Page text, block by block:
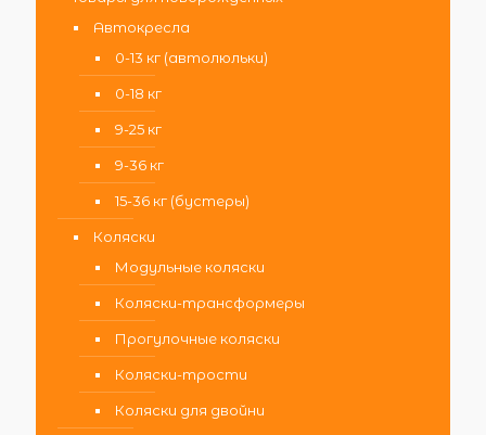
Автокресла
0-13 кг (автолюльки)
0-18 кг
9-25 кг
9-36 кг
15-36 кг (бустеры)
Коляски
Модульные коляски
Коляски-трансформеры
Прогулочные коляски
Коляски-трости
Коляски для двойни